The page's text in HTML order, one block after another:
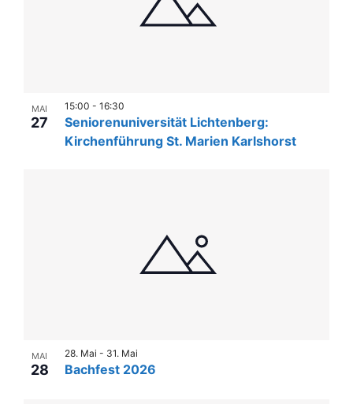
MAI
27
Seniorenuniversität Lichtenberg:
Kirchenführung St. Marien Karlshorst
15:00 - 16:30
MAI
28 Bachfest 2026
28. Mai - 31. Mai